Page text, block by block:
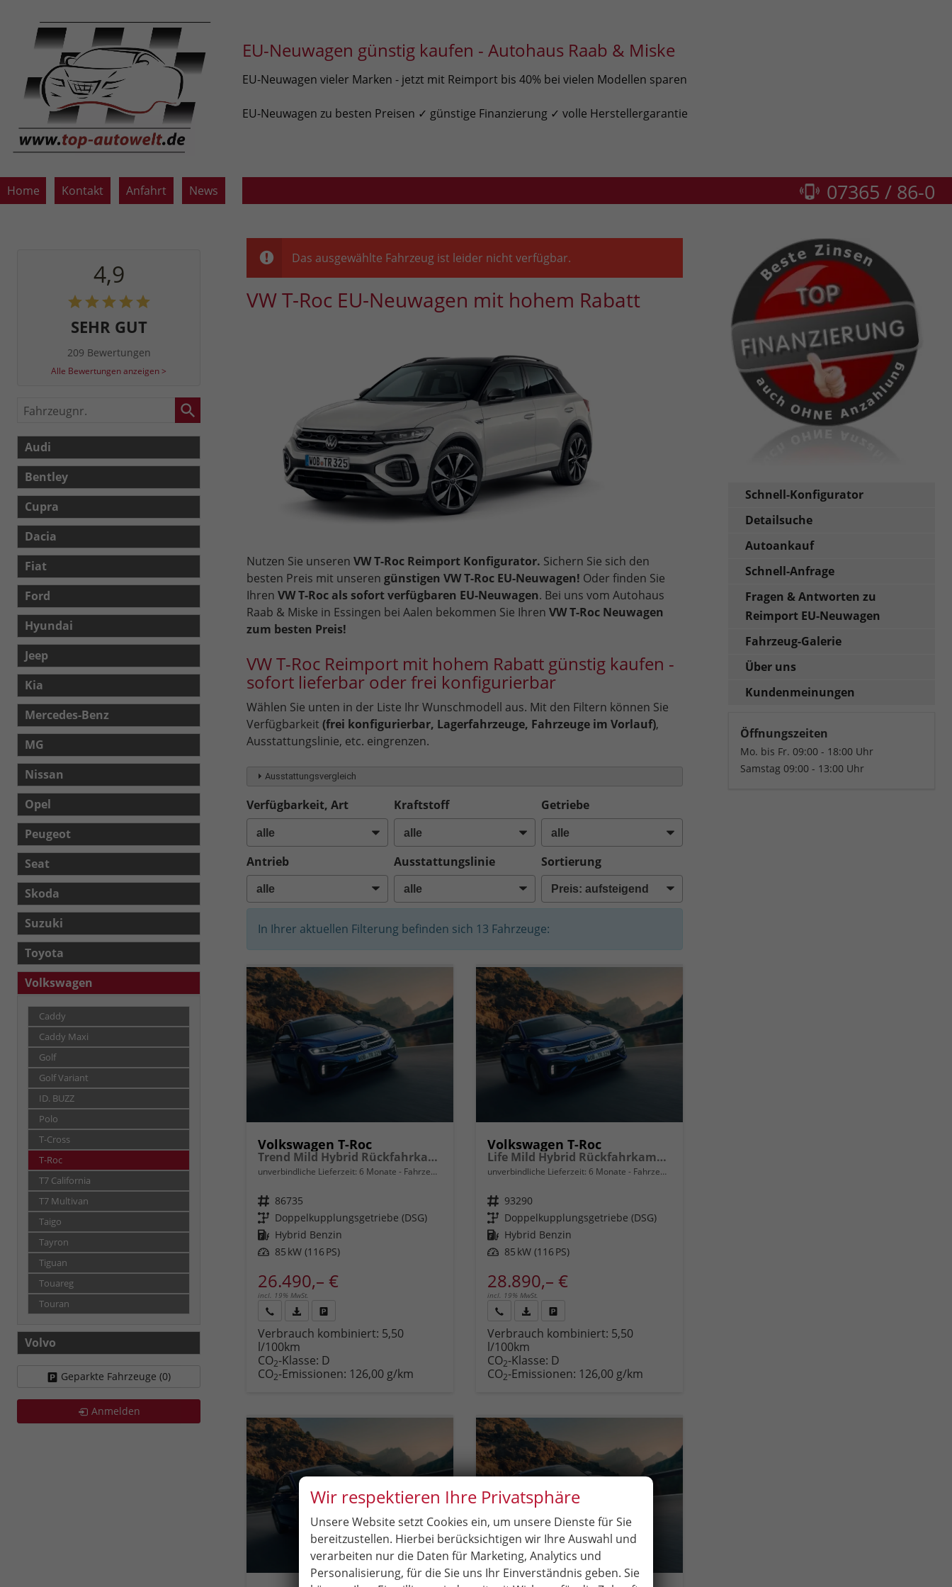
EU-Neuwagen günstig kaufen - Autohaus Raab & Miske
EU-Neuwagen vieler Marken - jetzt mit Reimport bis 40% bei vielen Modellen sparen
EU-Neuwagen zu besten Preisen ✓ günstige Finanzierung ✓ volle Herstellergarantie
Home Kontakt Anfahrt News 07365 / 86-0
Das ausgewählte Fahrzeug ist leider nicht verfügbar.
VW T-Roc EU-Neuwagen mit hohem Rabatt
Nutzen Sie unseren VW T-Roc Reimport Konfigurator. Sichern Sie sich den
besten Preis mit unseren günstigen VW T-Roc EU-Neuwagen! Oder finden Sie
Ihren VW T-Roc als sofort verfügbaren EU-Neuwagen. Bei uns vom Autohaus
Raab & Miske in Essingen bei Aalen bekommen Sie Ihren VW T-Roc Neuwagen
zum besten Preis!
VW T-Roc Reimport mit hohem Rabatt günstig kaufen -
sofort lieferbar oder frei konfigurierbar
Wählen Sie unten in der Liste Ihr Wunschmodell aus. Mit den Filtern können Sie
Verfügbarkeit (frei konfigurierbar, Lagerfahrzeuge, Fahrzeuge im Vorlauf),
Ausstattungslinie, etc. eingrenzen.
Ausstattungsvergleich
Verfügbarkeit, Art Kraftstoff Getriebe
Antrieb Ausstattungslinie Sortierung
In Ihrer aktuellen Filterung befinden sich 13 Fahrzeuge:
Volkswagen T-Roc
Trend Mild Hybrid Rückfahrkamera Rear Assist, Schlüsselloses Öffnen Keyless Access und schlüsselloser Start, getönte Heckscheiben von der B-Säule bis zum Heck, Metallic, LED-Scheinwerfer Plus, mit Kurvenlicht, Schlechtwetterscheinwerfer vorn, 18" A
unverbindliche Lieferzeit: 6 Monate Fahrzeug mit Tageszulassung
Fahrzeugnr. 86735
Getriebe Doppelkupplungsgetriebe (DSG)
Kraftstoff Hybrid Benzin
Leistung 85 kW (116 PS)
26.490,– €
incl. 19% MwSt.
anfordernDatei,
Fahrzeugexposé
drucken
drucken,
oder
vergleichen
Verbrauch kombiniert: 5,50
l/100km
CO2-Klasse: D
CO2-Emissionen: 126,00 g/km
Volkswagen T-Roc
Life Mild Hybrid Rückfahrkamera Rear Assist, Schlüsselloses Öffnen Keyless Access und schlüsselloser Start, getönte Heckscheiben von der B-Säule bis zum Heck, Metallic, LED-Scheinwerfer Plus, mit Kurvenlicht, Schlechtwetterscheinwerfer vorn, 18" A
unverbindliche Lieferzeit: 6 Monate Fahrzeug mit Tageszulassung
Fahrzeugnr. 93290
Getriebe Doppelkupplungsgetriebe (DSG)
Kraftstoff Hybrid Benzin
Leistung 85 kW (116 PS)
28.890,– €
incl. 19% MwSt.
anfordernDatei,
Fahrzeugexposé
drucken
drucken,
oder
vergleichen
Verbrauch kombiniert: 5,50
l/100km
CO2-Klasse: D
CO2-Emissionen: 126,00 g/km
4,9
SEHR GUT
209 Bewertungen
Alle Bewertungen anzeigen >
Fahrzeugnr.
Audi
Bentley
Cupra
Dacia
Fiat
Ford
Hyundai
Jeep
Kia
Mercedes-Benz
MG
Nissan
Opel
Peugeot
Seat
Skoda
Suzuki
Toyota
Volkswagen
Caddy
Caddy Maxi
Golf
Golf Variant
ID. BUZZ
Polo
T-Cross
T-Roc
T7 California
T7 Multivan
Taigo
Tayron
Tiguan
Touareg
Touran
Volvo
Geparkte Fahrzeuge (0)
Anmelden
Schnell-Konfigurator
Detailsuche
Autoankauf
Schnell-Anfrage
Fragen & Antworten zu
Reimport EU-Neuwagen
Fahrzeug-Galerie
Über uns
Kundenmeinungen
Öffnungszeiten
Mo. bis Fr. 09:00 - 18:00 Uhr
Samstag 09:00 - 13:00 Uhr
Wir respektieren Ihre Privatsphäre
Unsere Website setzt Cookies ein, um unsere Dienste für Sie
bereitzustellen. Hierbei berücksichtigen wir Ihre Auswahl und
verarbeiten nur die Daten für Marketing, Analytics und
Personalisierung, für die Sie uns Ihr Einverständnis geben. Sie